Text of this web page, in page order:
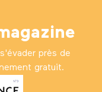
près de
gratuit.